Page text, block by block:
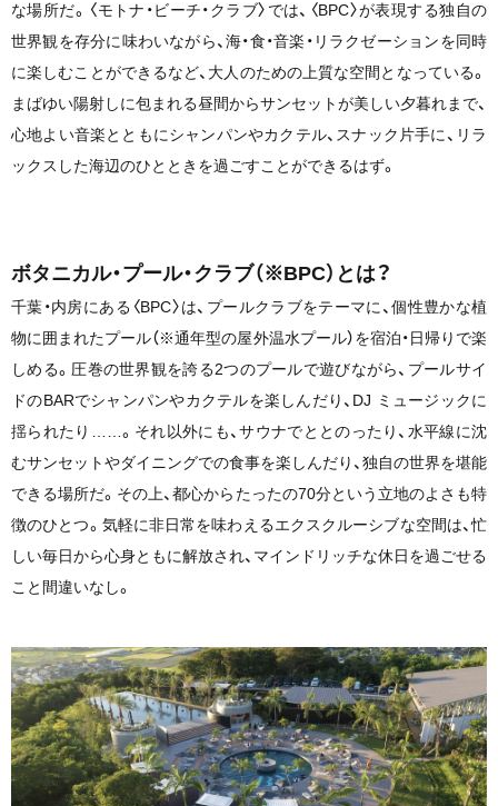
な場所だ。〈モトナ・ビーチ・クラブ〉では、〈BPC〉が表現する独⾃の
世界観を存分に味わいながら、海・⾷・⾳楽・リラクゼーションを同時
に楽しむことができるなど、⼤⼈のための上質な空間となっている。
まばゆい陽射しに包まれる昼間からサンセットが美しい⼣暮れまで、
⼼地よい⾳楽とともにシャンパンやカクテル、スナック⽚⼿に、リラ
ックスした海辺のひとときを過ごすことができるはず。
ボタニカル・プール・クラブ（※BPC）とは？
千葉・内房にある〈BPC〉は、プールクラブをテーマに、個性豊かな植
物に囲まれたプール（※通年型の屋外温⽔プール）を宿泊・⽇帰りで楽
しめる。圧巻の世界観を誇る2つのプールで遊びながら、プールサイ
ドのBARでシャンパンやカクテルを楽しんだり、DJ ミュージックに
揺られたり……。それ以外にも、サウナでととのったり、⽔平線に沈
むサンセットやダイニングでの⾷事を楽しんだり、独⾃の世界を堪能
できる場所だ。その上、都⼼からたったの70分という立地のよさも特
徴のひとつ。気軽に⾮⽇常を味わえるエクスクルーシブな空間は、忙
しい毎⽇から⼼⾝ともに解放され、マインドリッチな休日を過ごせる
こと間違いなし。